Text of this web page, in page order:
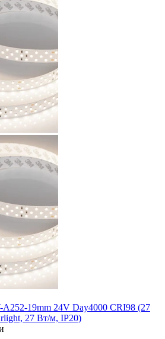
A252-19mm 24V Day4000 CRI98 (27
27 Вт/м, IP20)